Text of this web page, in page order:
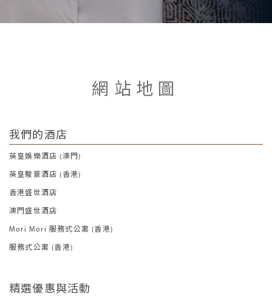
網站地圖
我們的酒店
英皇娛樂酒店 (澳門)
英皇駿景酒店 (香港)
香港盛世酒店
澳門盛世酒店
Mori Mori 服務式公寓 (香港)
服務式公寓 (香港)
精選優惠與活動